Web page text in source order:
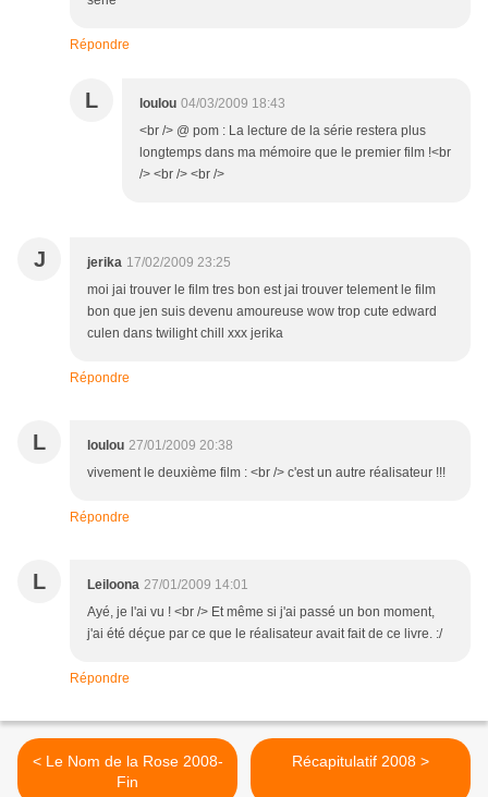
Répondre
L loulou 04/03/2009 18:43
<br /> @ pom : La lecture de la série restera plus
longtemps dans ma mémoire que le premier film !<br
/> <br /> <br />
J jerika 17/02/2009 23:25
moi jai trouver le film tres bon est jai trouver telement le film
bon que jen suis devenu amoureuse wow trop cute edward
culen dans twilight chill xxx jerika
Répondre
L loulou 27/01/2009 20:38
vivement le deuxième film : <br /> c'est un autre réalisateur !!!
Répondre
L Leiloona 27/01/2009 14:01
Ayé, je l'ai vu ! <br /> Et même si j'ai passé un bon moment,
j'ai été déçue par ce que le réalisateur avait fait de ce livre. :/
Répondre
< Le Nom de la Rose 2008-
Fin
Récapitulatif 2008 >